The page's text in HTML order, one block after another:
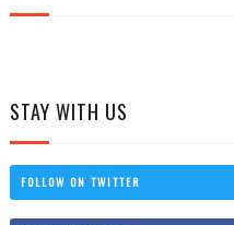
STAY WITH US
FOLLOW ON TWITTER